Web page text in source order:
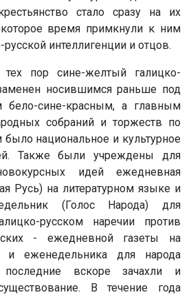
стало сразу на их
время примкнули к ним
интеллигенции и отцов.
пор сине-желтый галицко-
носившимся раньше под
бело-сине-красным, а главным
собраний и торжеств по
национальное и культурное
Также были учреждены для
идей ежедневная
Русь) на литературном языке и
(Голос Народа) для
русском наречии против
- ежедневной газеты на
и еженедельника для народа
последние вскоре зачахли и
В течение года